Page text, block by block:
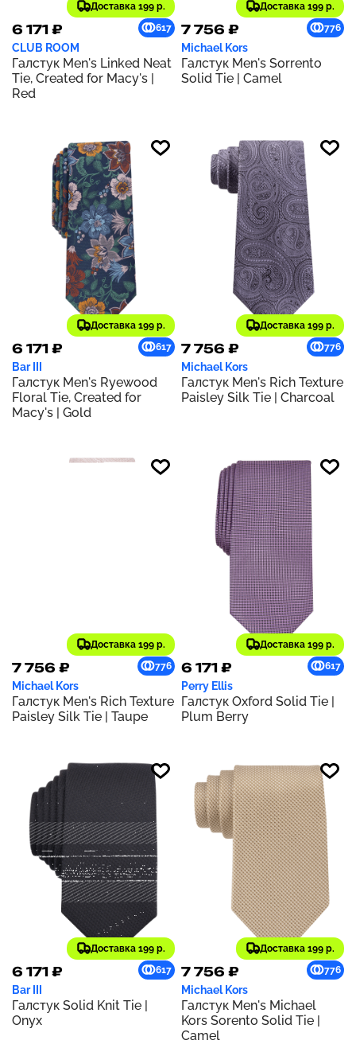
Доставка 199 р.
6 171 ₽ 617
CLUB ROOM
Галстук Men's Linked Neat
Tie, Created for Macy's |
Red
Доставка 199 р.
7 756 ₽ 776
Michael Kors
Галстук Men's Sorrento
Solid Tie | Camel
Доставка 199 р.
6 171 ₽ 617
Bar III
Галстук Men's Ryewood
Floral Tie, Created for
Macy's | Gold
Доставка 199 р.
7 756 ₽ 776
Michael Kors
Галстук Men's Rich Texture
Paisley Silk Tie | Charcoal
Доставка 199 р.
7 756 ₽ 776
Michael Kors
Галстук Men's Rich Texture
Paisley Silk Tie | Taupe
Доставка 199 р.
6 171 ₽ 617
Perry Ellis
Галстук Oxford Solid Tie |
Plum Berry
Доставка 199 р.
6 171 ₽ 617
Bar III
Галстук Solid Knit Tie |
Onyx
Доставка 199 р.
7 756 ₽ 776
Michael Kors
Галстук Men's Michael
Kors Sorento Solid Tie |
Camel